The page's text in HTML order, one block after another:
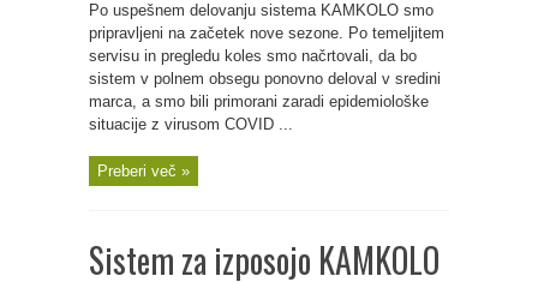
Po uspešnem delovanju sistema KAMKOLO smo
pripravljeni na začetek nove sezone. Po temeljitem
servisu in pregledu koles smo načrtovali, da bo
sistem v polnem obsegu ponovno deloval v sredini
marca, a smo bili primorani zaradi epidemiološke
situacije z virusom COVID ...
Preberi več »
Sistem za izposojo KAMKOLO